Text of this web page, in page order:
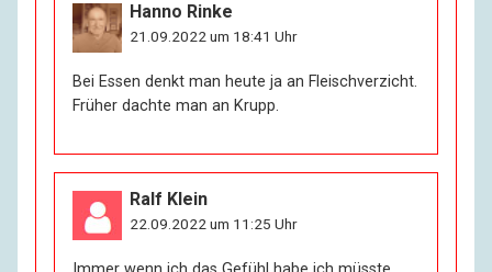
Hanno Rinke
21.09.2022 um 18:41 Uhr
Bei Essen denkt man heute ja an Fleischverzicht.
Früher dachte man an Krupp.
Ralf Klein
22.09.2022 um 11:25 Uhr